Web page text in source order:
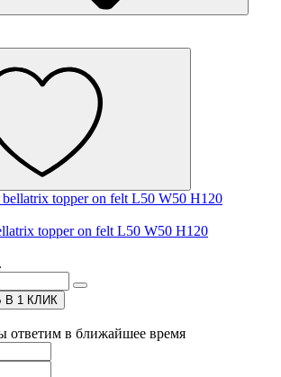
topper on felt L50 W50 H120
В 1 КЛИК
ответим в ближайшее время